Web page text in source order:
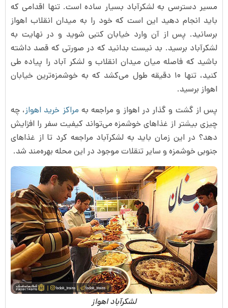
مسیر دسترسی به لشکرآباد بسیار ساده است. تنها اقدامی که
باید انجام دهید این است که خود را به میدان انقلاب اهواز
برسانید. پس از آن وارد خیابان کتبی شوید و در نهایت به
لشکرآباد برسید. بد نیست بدانید که در صورتی که قصد داشته
باشید که فاصله میان میدان انقلاب و لشکر آباد را پیاده طی
کنید، تنها ۱۰ دقیقه طول می‌کشد که به خوشمزه‌ترین خیابان
اهواز برسید.
پس از گشت و گذار در اهواز و مراجعه به مراکز خرید اهواز، چه
چیزی بیشتر از غذاهای خوشمزه می‌تواند کیفیت سفر را افزایش
دهد؟ در این زمان باید به لشکرآباد مراجعه کرد تا از غذاهای
جنوبی خوشمزه و سایر تنقلات موجود در این محله بهره‌مند شد.
لشکرآباد اهواز